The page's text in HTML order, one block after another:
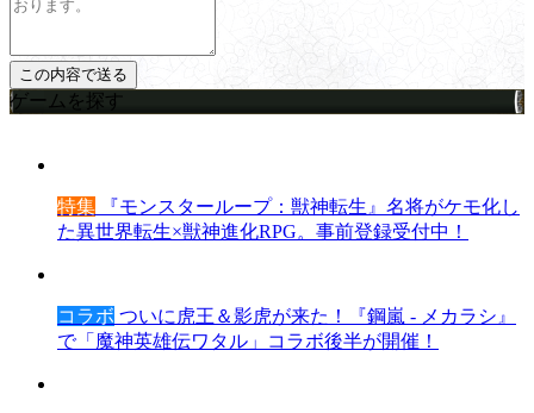
ゲームを探す
特集 『モンスターループ：獣神転生』名将がケモ化し
た異世界転生×獣神進化RPG。事前登録受付中！
コラボ ついに虎王＆影虎が来た！『鋼嵐 - メカラシ』
で「魔神英雄伝ワタル」コラボ後半が開催！